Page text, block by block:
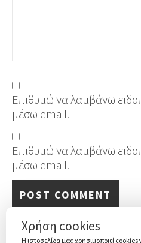
Επιθυμώ να λαμβάνω
μέσω email.
Επιθυμώ να λαμβάνω
μέσω email.
Χρήση cookies
Η ιστοσελίδα μας χρησιμοποιεί cookies